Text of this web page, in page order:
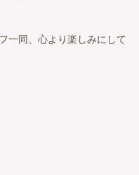
一同、心より楽しみにして